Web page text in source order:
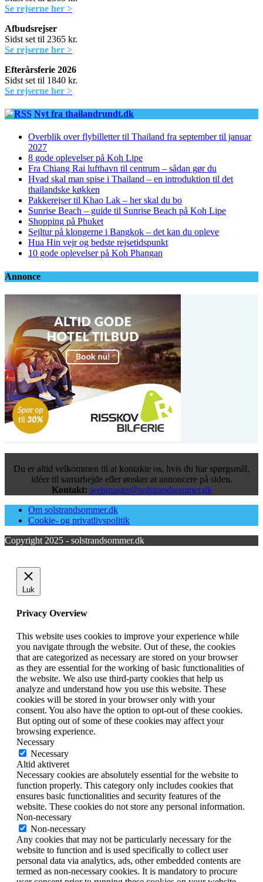
Se rejserne her >
Afbudsrejser
Sidst set til 2365 kr.
Se rejserne her >
Efterårsferie 2026
Sidst set til 1840 kr.
Se rejserne her >
Nyt fra thailandrundt.dk
Overblik over flybilletter til Thailand fra september til januar
2027
8 gode oplevelser på Koh Lipe
Fra Chiang Rai lufthavn til centrum – sådan gør du
Hvad skal man spise i Thailand – en introduktion til det
thailandske køkken
Pakkerejser til Khao Lak – her skal du bo
Sunrise Beach – guide til Sunrise Beach på Koh Lipe
Shopping på Phuket
Sejltur på klongerne i Bangkok – det kan du opleve
Hua Hin vejr og bedste rejsetidspunkt
10 gode oplevelser på Koh Phangan
Annonce
Du er altid velkommen til at kontakte os, hvis du har spørgsmål,
idéer til samarbejde eller ønsker at annoncere på siden.
Kontakt: webmaster@solstrandsommer.dk
Om solstrandsommer.dk
Cookie- og privatlivspolitik
Copyright 2025 - solstrandsommer.dk
Luk
Privacy Overview
This website uses cookies to improve your experience while
you navigate through the website. Out of these, the cookies
that are categorized as necessary are stored on your browser
as they are essential for the working of basic functionalities of
the website. We also use third-party cookies that help us
analyze and understand how you use this website. These
cookies will be stored in your browser only with your
consent. You also have the option to opt-out of these cookies.
But opting out of some of these cookies may affect your
browsing experience.
Necessary
Necessary
Altid aktiveret
Necessary cookies are absolutely essential for the website to
function properly. This category only includes cookies that
ensures basic functionalities and security features of the
website. These cookies do not store any personal information.
Non-necessary
Non-necessary
Any cookies that may not be particularly necessary for the
website to function and is used specifically to collect user
personal data via analytics, ads, other embedded contents are
termed as non-necessary cookies. It is mandatory to procure